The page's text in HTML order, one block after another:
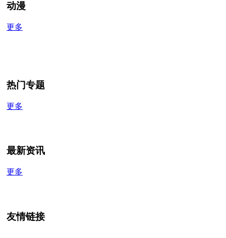
动漫
更多
热门专题
更多
最新资讯
更多
友情链接